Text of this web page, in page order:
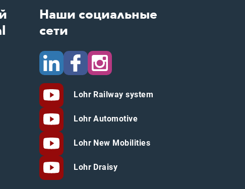
Наши социальные
сети
Lohr Railway system
Lohr Automotive
Lohr New Mobilities
Lohr Draisy